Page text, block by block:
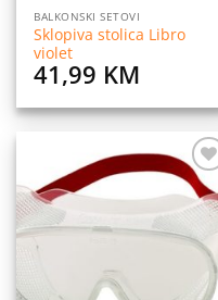
BALKONSKI SETOVI
Sklopiva stolica Libro
violet
41,99 KM
Dodaj
na
listu
želja